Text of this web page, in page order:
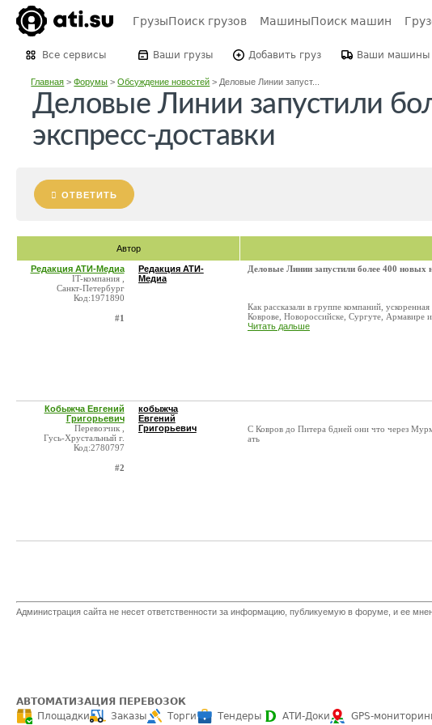
ГрузыПоиск грузов МашиныПоиск машин
Все сервисы Ваши грузы Добавить груз Ваши машины
Главная >Форумы >Обсуждение новостей > Деловые Линии запуст...
Деловые Линии запустили
экспресс-доставки
ОТВЕТИТЬ
Автор
Редакция АТИ-Медиа
IT-компания ,
Санкт-Петербург
Код:1971890
#1
Редакция АТИ-
Медиа
Деловые Линии запустили более 400 новых
Как рассказали в группе компаний,
Коврове, Новороссийске, Сургуте, Армавире
Читать дальше
Кобыжча Евгений
Григорьевич
Перевозчик ,
Гусь-Хрустальный г.
Код:2780797
#2
кобыжча
Евгений
Григорьевич
С Ковров до Питера 6дней они что через
ать
Администрация сайта не несет ответственности за информацию, публикуемую в форуме, и ее
АВТОМАТИЗАЦИЯ ПЕРЕВОЗОК
Площадки
Заказы Торги Тендеры АТИ-Доки GPS-